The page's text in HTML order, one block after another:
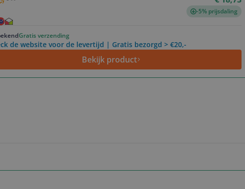
-5% prijsdaling
Gratis verzending
de website voor de levertijd | Gratis bezorgd > €20,-
Bekijk product